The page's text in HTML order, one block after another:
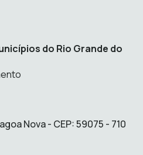
do Rio Grande do
Nova - CEP: 59075 - 710